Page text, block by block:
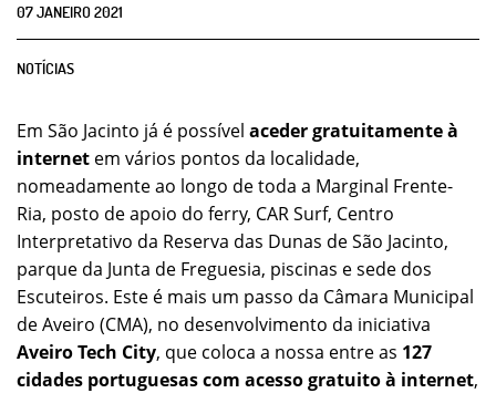
07JANEIRO2021
NOTÍCIAS
Em São Jacinto já é possível aceder gratuitamente à
internet em vários pontos da localidade,
nomeadamente ao longo de toda a Marginal Frente-
Ria, posto de apoio do ferry, CAR Surf, Centro
Interpretativo da Reserva das Dunas de São Jacinto,
parque da Junta de Freguesia, piscinas e sede dos
Escuteiros. Este é mais um passo da Câmara Municipal
de Aveiro (CMA), no desenvolvimento da iniciativa
Aveiro Tech City, que coloca a nossa entre as 127
cidades portuguesas com acesso gratuito à internet,